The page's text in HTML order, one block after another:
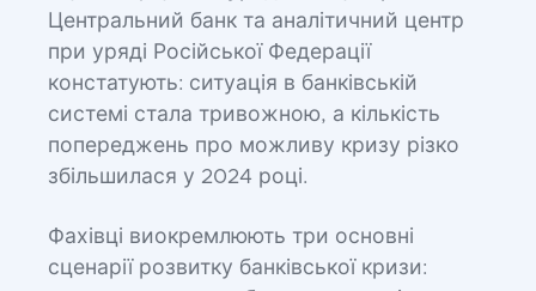
Центральний банк та аналітичний центр
при уряді Російської Федерації
констатують: ситуація в банківській
системі стала тривожною, а кількість
попереджень про можливу кризу різко
збільшилася у 2024 році.
Фахівці виокремлюють три основні
сценарії розвитку банківської кризи: